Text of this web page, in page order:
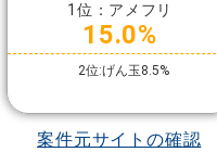
1位：アメフリ
15.0%
2位:げん玉8.5%
案件元サイトの確認